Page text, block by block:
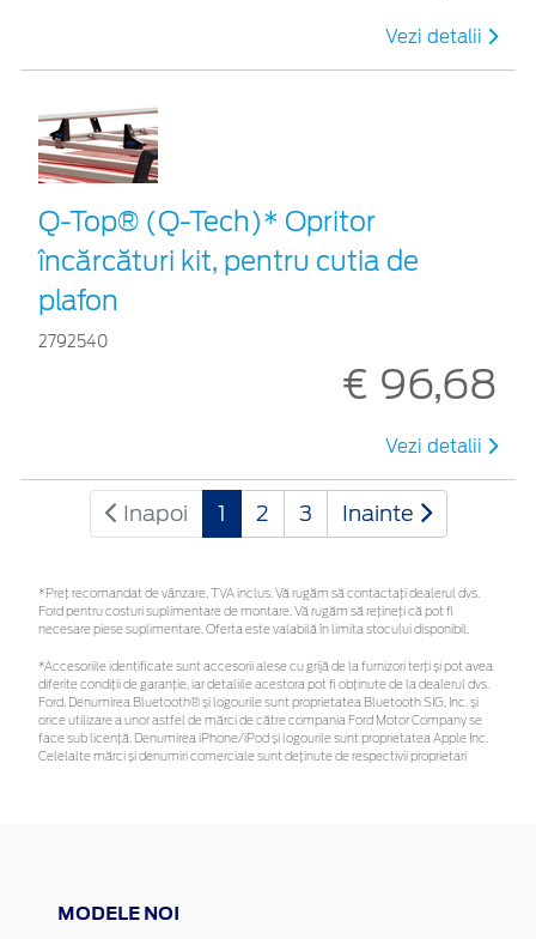
Vezi detalii
Q-Top® (Q-Tech)* Opritor
încărcături kit, pentru cutia de
plafon
2792540
€ 96,68
Vezi detalii
Inapoi 1 2 3 Inainte
*Preţ recomandat de vânzare, TVA inclus. Vă rugăm să contactaţi dealerul dvs.
Ford pentru costuri suplimentare de montare. Vă rugăm să rețineți că pot fi
necesare piese suplimentare. Oferta este valabilă în limita stocului disponibil.
*Accesoriile identificate sunt accesorii alese cu grijă de la furnizori terți și pot avea
diferite condiții de garanție, iar detaliile acestora pot fi obținute de la dealerul dvs.
Ford. Denumirea Bluetooth® și logourile sunt proprietatea Bluetooth SIG, Inc. și
orice utilizare a unor astfel de mărci de către compania Ford Motor Company se
face sub licență. Denumirea iPhone/iPod și logourile sunt proprietatea Apple Inc.
Celelalte mărci și denumiri comerciale sunt deținute de respectivii proprietari
MODELE NOI